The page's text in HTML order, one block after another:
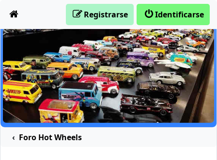
Identificarse
Registrarse
Foro Hot Wheels